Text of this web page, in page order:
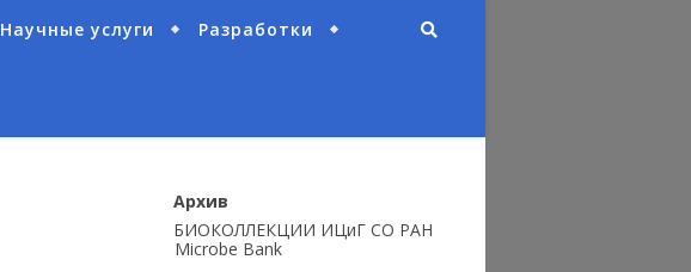
Научные услуги Разработки
Архив
БИОКОЛЛЕКЦИИ ИЦиГ СО РАН
Microbe Bank